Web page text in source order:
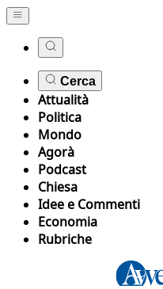
Cerca
Attualità
Politica
Mondo
Agorà
Podcast
Chiesa
Idee e Commenti
Economia
Rubriche